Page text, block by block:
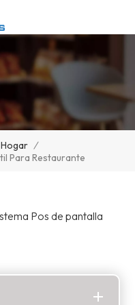
Hogar /
Para Restaurante
Pos de pantalla